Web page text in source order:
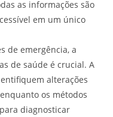
as informações são
em um único
de emergência, a
de saúde é crucial. A
alterações
os métodos
diagnosticar